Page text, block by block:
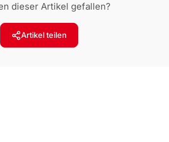
dieser Artikel gefallen?
Artikel teilen